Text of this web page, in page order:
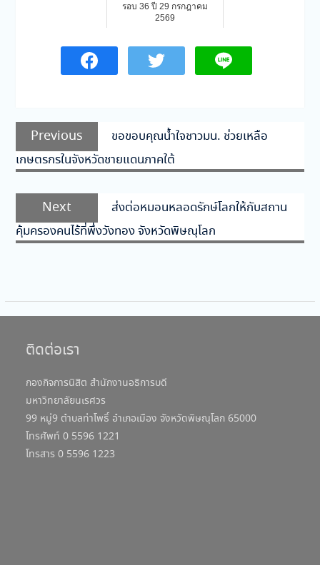
รอบ 36 ปี 29 กรกฎาคม
2569
แนะแนว
เรื่อง
Previous
Previous
post:
ขอขอบคุณน้ำใจชาวมน. ช่วยเหลือ
เกษตรกรในจังหวัดชายแดนภาคใต้
Next
Next
post:
ส่งต่อหมอนหลอดรักษ์โลกให้กับสถาน
คุ้มครองคนไร้ที่พึ่งวังทอง จังหวัดพิษณุโลก
ติดต่อเรา
กองกิจการนิสิต สำนักงานอธิการบดี
มหาวิทยาลัยนเรศวร
99 หมู่9 ตำบลท่าโพธิ์ อำเภอเมือง จังหวัดพิษณุโลก 65000
โทรศัพท์ 0 5596 1221
โทรสาร 0 5596 1223